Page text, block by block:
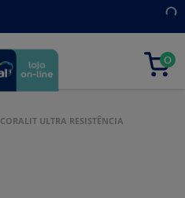
0
0
CORALIT ULTRA RESISTÊNCIA